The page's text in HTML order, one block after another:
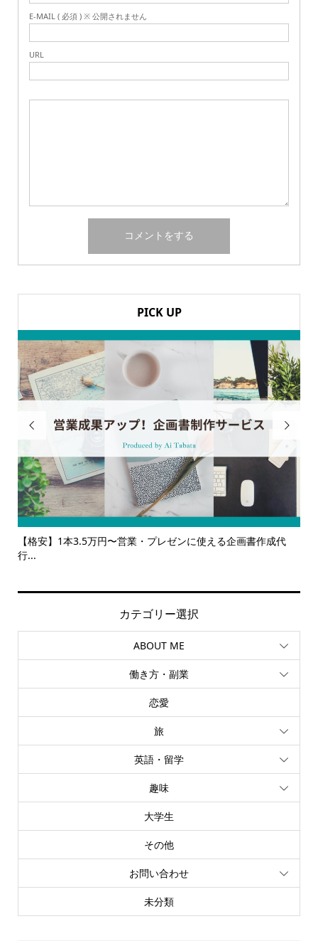
E-MAIL ( 必須 ) ※ 公開されません
URL
PICK UP

作成代
【サービス一覧】広報・企画・デザインの単発依頼からト

カテゴリー選択
ABOUT ME
働き方・副業
恋愛
旅
英語・留学
趣味
大学生
その他
お問い合わせ
未分類